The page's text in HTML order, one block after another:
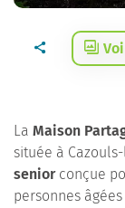
La Maison
située à
seniorconçue
personnes